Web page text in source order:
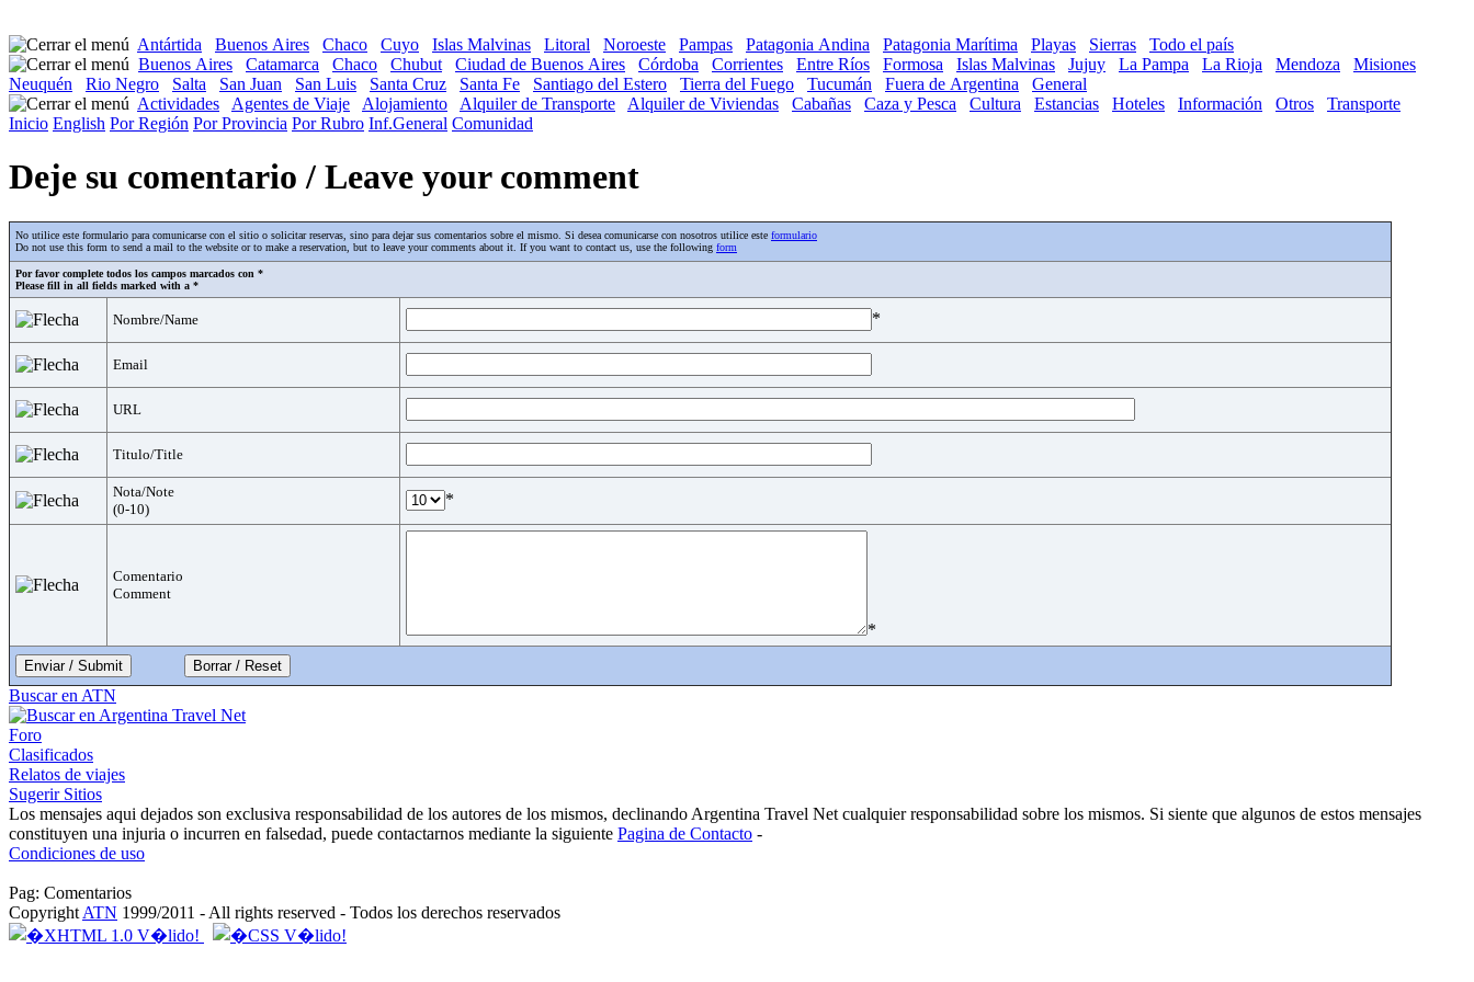
Antártida Buenos Aires Chaco Cuyo Islas Malvinas Litoral Noroeste Pampas Patagonia Andina Patagonia Marítima Playas Sierras
Todo el país
Buenos Aires
Catamarca Chaco Chubut Ciudad de Buenos Aires Córdoba Corrientes Entre Ríos Formosa Islas Malvinas Jujuy La Pampa La Rioja Mendoza
Misiones
Neuquén
Rio Negro Salta San Juan San Luis Santa Cruz Santa Fe Santiago del Estero Tierra del Fuego Tucumán Fuera de Argentina
General
Actividades
Agentes de Viaje Alojamiento Alquiler de Transporte Alquiler de Viviendas Cabañas Caza y Pesca Cultura Estancias Hoteles Información Otros
Transporte
Inicio English Por Región Por Provincia Por Rubro Inf.General Comunidad
Deje su comentario / Leave your comment
No utilice este formulario para comunicarse con el sitio o solicitar reservas, sino para dejar sus comentarios sobre el mismo. Si desea comunicarse con nosotros utilice este formulario
Do not use this form to send a mail to the website or to make a reservation, but to leave your comments about it. If you want to contact us, use the following form
Por favor complete todos los campos marcados con *
Please fill in all fields marked with a *
Nombre/Name *
Email
URL
Titulo/Title
Nota/Note
(0-10)
*
Comentario
Comment
*
Enviar / Submit
Buscar en ATN
Foro
Clasificados
Relatos de viajes
Sugerir Sitios
Los mensajes aqui dejados son exclusiva responsabilidad de los autores de los mismos, declinando Argentina Travel Net cualquier responsabilidad sobre los mismos. Si siente que algunos de estos mensajes
constituyen una injuria o incurren en falsedad, puede contactarnos mediante la siguiente Pagina de Contacto -
Condiciones de uso
Pag: Comentarios
Copyright ATN 1999/2011 - All rights reserved - Todos los derechos reservados